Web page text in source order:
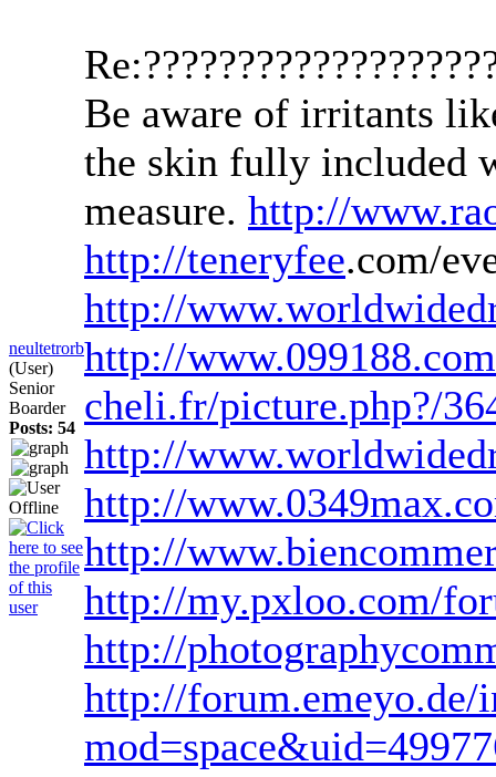
neultetrorb
(User)
Senior
Boarder
Posts: 54
Be aware of irritants
the skin fully included
measure. http://
http://teneryfee.com/
http://
http://
cheli.fr/picture.php?/
http://
http://
http://
http://my.pxloo.com/
http://
http://forum.emeyo.de/